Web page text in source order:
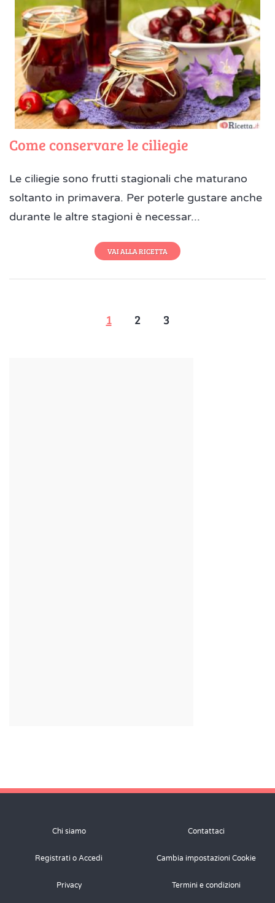
Come conservare le ciliegie
Le ciliegie sono frutti stagionali che maturano
soltanto in primavera. Per poterle gustare anche
durante le altre stagioni è necessar...
VAI ALLA RICETTA
1 2 3
Chi siamo Contattaci
Registrati o Accedi Cambia impostazioni Cookie
Privacy Termini e condizioni